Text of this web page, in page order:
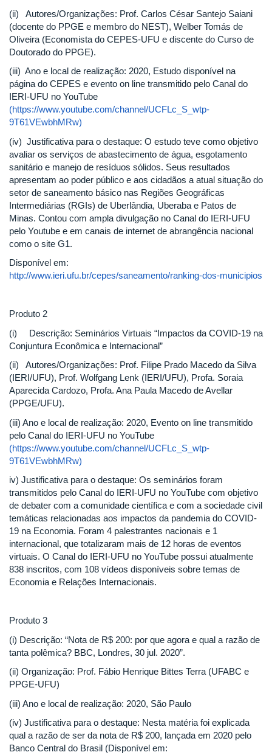
(ii) Autores/Organizações: Prof. Carlos César Santejo Saiani
(docente do PPGE e membro do NEST), Welber Tomás de
Oliveira (Economista do CEPES-UFU e discente do Curso de
Doutorado do PPGE).
(iii) Ano e local de realização: 2020, Estudo disponível na
página do CEPES e evento on line transmitido pelo Canal do
IERI-UFU no YouTube
(https://www.youtube.com/channel/UCFLc_S_wtp-
9T61VEwbhMRw)
(iv) Justificativa para o destaque: O estudo teve como objetivo
avaliar os serviços de abastecimento de água, esgotamento
sanitário e manejo de resíduos sólidos. Seus resultados
apresentam ao poder público e aos cidadãos a atual situação do
setor de saneamento básico nas Regiões Geográficas
Intermediárias (RGIs) de Uberlândia, Uberaba e Patos de
Minas. Contou com ampla divulgação no Canal do IERI-UFU
pelo Youtube e em canais de internet de abrangência nacional
como o site G1.
Disponível em:
http://www.ieri.ufu.br/cepes/saneamento/ranking-dos-municipios
Produto 2
(i) Descrição: Seminários Virtuais “Impactos da COVID-19 na
Conjuntura Econômica e Internacional”
(ii) Autores/Organizações: Prof. Filipe Prado Macedo da Silva
(IERI/UFU), Prof. Wolfgang Lenk (IERI/UFU), Profa. Soraia
Aparecida Cardozo, Profa. Ana Paula Macedo de Avellar
(PPGE/UFU).
(iii) Ano e local de realização: 2020, Evento on line transmitido
pelo Canal do IERI-UFU no YouTube
(https://www.youtube.com/channel/UCFLc_S_wtp-
9T61VEwbhMRw)
iv) Justificativa para o destaque: Os seminários foram
transmitidos pelo Canal do IERI-UFU no YouTube com objetivo
de debater com a comunidade científica e com a sociedade civil
temáticas relacionadas aos impactos da pandemia do COVID-
19 na Economia. Foram 4 palestrantes nacionais e 1
internacional, que totalizaram mais de 12 horas de eventos
virtuais. O Canal do IERI-UFU no YouTube possui atualmente
838 inscritos, com 108 vídeos disponíveis sobre temas de
Economia e Relações Internacionais.
Produto 3
(i) Descrição: “Nota de R$ 200: por que agora e qual a razão de
tanta polêmica? BBC, Londres, 30 jul. 2020”.
(ii) Organização: Prof. Fábio Henrique Bittes Terra (UFABC e
PPGE-UFU)
(iii) Ano e local de realização: 2020, São Paulo
(iv) Justificativa para o destaque: Nesta matéria foi explicada
qual a razão de ser da nota de R$ 200, lançada em 2020 pelo
Banco Central do Brasil (Disponível em: